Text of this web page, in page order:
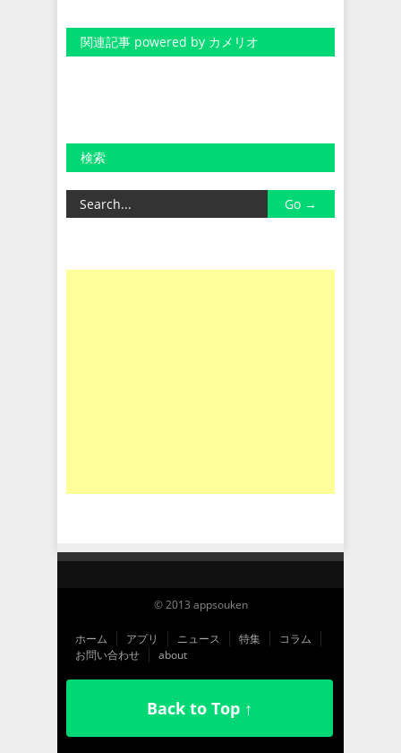
関連記事 powered by カメリオ
検索
© 2013 appsouken
ホーム アプリ ニュース 特集
コラム
お問い合わせ
about
Back to Top ↑